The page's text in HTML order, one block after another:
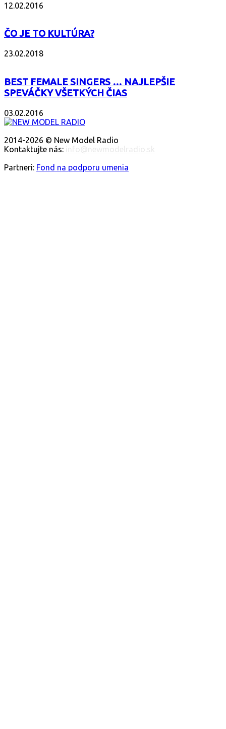
12.02.2016
ČO JE TO KULTÚRA?
23.02.2018
BEST FEMALE SINGERS … NAJLEPŠIE
SPEVÁČKY VŠETKÝCH ČIAS
03.02.2016
2014-2026 © New Model Radio
Kontaktujte nás:
Partneri: Fond na podporu umenia